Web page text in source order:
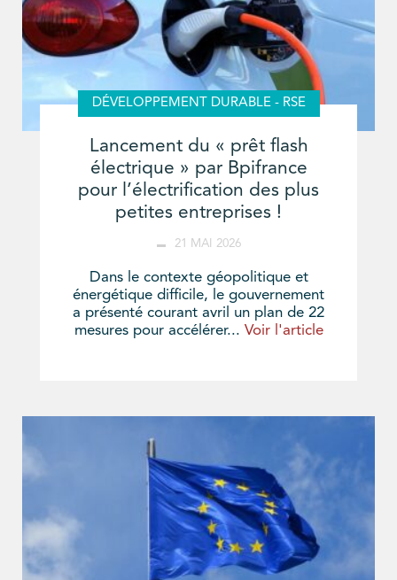
DÉVELOPPEMENT DURABLE - RSE
Lancement du « prêt flash
électrique » par Bpifrance
pour l’électrification des plus
petites entreprises !
21 MAI 2026
Dans le contexte géopolitique et
énergétique difficile, le gouvernement
a présenté courant avril un plan de 22
mesures pour accélérer... Voir l'article